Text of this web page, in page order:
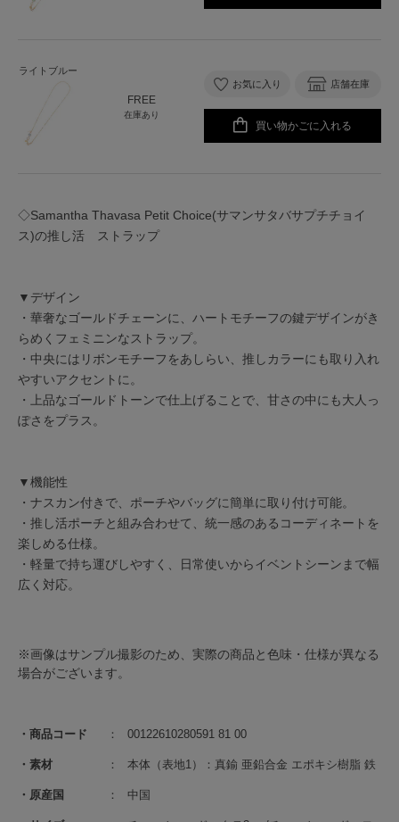
商品コード 00122610280591 81 00
素材 本体（表地1）：真鍮 亜鉛合金 エポキシ樹脂 鉄
原産国 中国
ライトブルー
FREE
在庫あり
お気に入り 店舗在庫
買い物かごに入れる
◇Samantha Thavasa Petit Choice(サマンサタバサプチチョイ
ス)の推し活 ストラップ
▼デザイン
・華奢なゴールドチェーンに、ハートモチーフの鍵デザインがき
らめくフェミニンなストラップ。
・中央にはリボンモチーフをあしらい、推しカラーにも取り入れ
やすいアクセントに。
・上品なゴールドトーンで仕上げることで、甘さの中にも大人っ
ぽさをプラス。
▼機能性
・ナスカン付きで、ポーチやバッグに簡単に取り付け可能。
・推し活ポーチと組み合わせて、統一感のあるコーディネートを
楽しめる仕様。
・軽量で持ち運びしやすく、日常使いからイベントシーンまで幅
広く対応。
※画像はサンプル撮影のため、実際の商品と色味・仕様が異なる
場合がございます。